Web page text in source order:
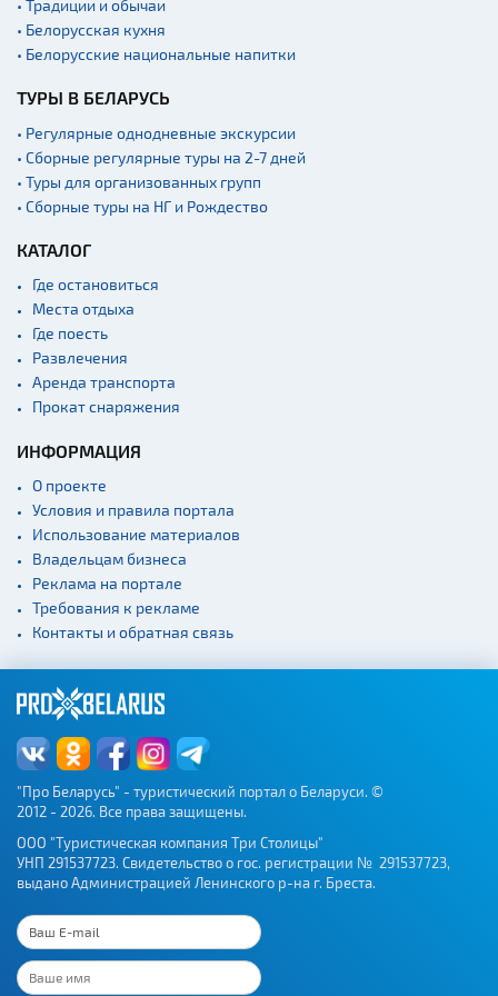
Квесты
Новости
Родовые усадьбы
Садово-парковая
архитектура
людям
Кладбище
Монастыри
Костелы
Театры
Концертные залы
Начало и окончание
экскурсий: г. Минск
Спортивные
сооружения
Веломаршруты
Аэропорты
Железнодорожные
вокзалы
• Традиции и обычаи
• Белорусская кухня
• Белорусские национальные напитки
ТУРЫ В БЕЛАРУСЬ
• Регулярные однодневные экскурсии
• Сборные регулярные туры на 2-7 дней
• Туры для организованных групп
• Сборные туры на НГ и Рождество
КАТАЛОГ
Где остановиться
Места отдыха
Где поесть
Развлечения
Аренда транспорта
Прокат снаряжения
ИНФОРМАЦИЯ
О проекте
Условия и правила портала
Использование материалов
Владельцам бизнеса
Реклама на портале
Требования к рекламе
Контакты и обратная связь
"Про Беларусь" - туристический портал о Беларуси. ©
2012 - 2026. Все права защищены.
ООО "Туристическая компания Три Столицы"
УНП 291537723. Свидетельство о гос. регистрации № 291537723,
выдано Администрацией Ленинского р-на г. Бреста.